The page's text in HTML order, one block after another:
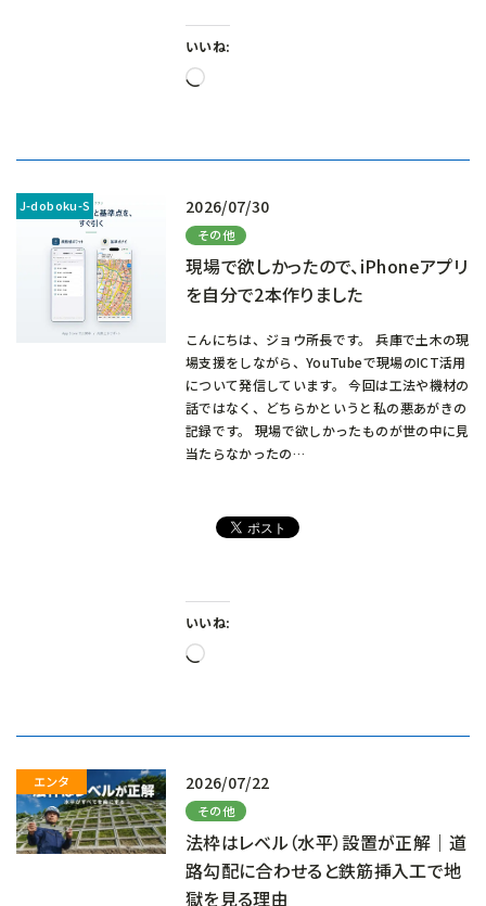
いいね:
読
2026/07/30
その他
現場で欲しかったので、iPhoneアプリ
を自分で2本作りました
こんにちは、ジョウ所長です。 兵庫で土木の現
場支援をしながら、YouTubeで現場のICT活用
について発信しています。 今回は工法や機材の
話ではなく、どちらかというと私の悪あがきの
記録です。 現場で欲しかったものが世の中に見
当たらなかったの…
いいね:
読
2026/07/22
その他
法枠はレベル（水平）設置が正解｜道
路勾配に合わせると鉄筋挿入工で地
獄を見る理由